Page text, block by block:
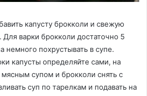
капусту брокколи и свежую
варки брокколи достаточно 5
немного похрустывать в супе.
капусты определяйте сами, на
супом и брокколи снять с
суп по тарелкам и подавать на